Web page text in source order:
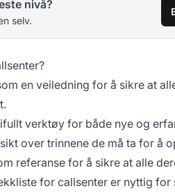
nivå?
selv.
en veiledning for å sikre at
verktøy for både nye og
over trinnene de må ta for å
referanse for å sikre at alle
for callsenter er nyttig